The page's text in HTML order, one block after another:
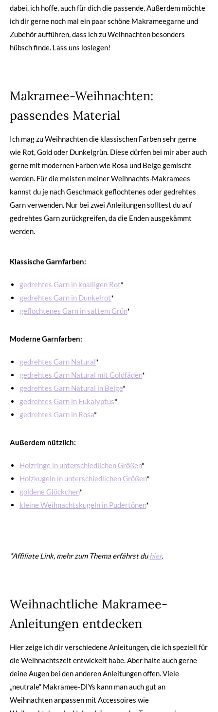
dabei, ich hoffe, auch für dich die passende. Außerdem möchte
ich dir gerne noch mal ein paar schöne Makrameegarne und
Zubehör aufführen, dass ich zu Weihnachten besonders
hübsch finde. Lass uns loslegen!
Makramee-Weihnachten:
passendes Material
Ich mag zu Weihnachten die klassischen Farben sehr gerne
wie Rot, Gold oder Dunkelgrün. Diese dürfen bei mir aber auch
gerne mit modernen Farben wie Rosa und Beige gemischt
werden. Für die meisten meiner Weihnachts-Makramees
kannst du je nach Geschmack geflochtenes oder gedrehtes
Garn verwenden. Nur bei zwei Anleitungen solltest du auf
gedrehtes Garn zurückgreifen, da die Enden ausgekämmt
werden.
Klassische Garnfarben:
gedrehtes Garn in knalligen Rot*
gedrehtes Garn in Dunkelrot*
geflochtenes Garn in sattem Grün*
Moderne Garnfarben:
gedrehtes Garn Natural*
gedrehtes Garn Natural mit Goldfäden*
gedrehtes Garn Natural in Beige*
gedrehtes Garn in Eukalyptus*
gedrehtes Garn in Rosa*
Außerdem nützlich:
Holzringe in unterschiedlichen Größen*
Holzkugeln in unterschiedlichen Größen*
goldene Glöckchen*
kleine Weihnachtskugeln in Pudertönen*
*Affiliate Link, mehr zum Thema erfährst duhier.
Weihnachtliche Makramee-
Anleitungen entdecken
Hier zeige ich dir verschiedene Anleitungen, die ich speziell für
die Weihnachtszeit entwickelt habe. Aber halte auch gerne
deine Augen bei den anderen Anleitungen offen. Viele
„neutrale“ Makramee-DIYs kann man auch gut an
Weihnachten anpassen mit Accessoires wie